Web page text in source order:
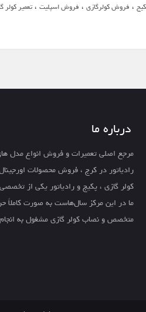
، فروش کولرگازی ، فروش اسپلیت ،تعمیر کولر
درباره ما
مرجع اصلی تعمیرات و فروش انواع مدل
رادیاتور در کرج ، فروش محصولات
کولر گازی ، پکیج و رادیاتور یکی از
ما در این مرکز سال‌هاست به صورت کاملاً
متخصص و نصاب کولر گازی مشغول به